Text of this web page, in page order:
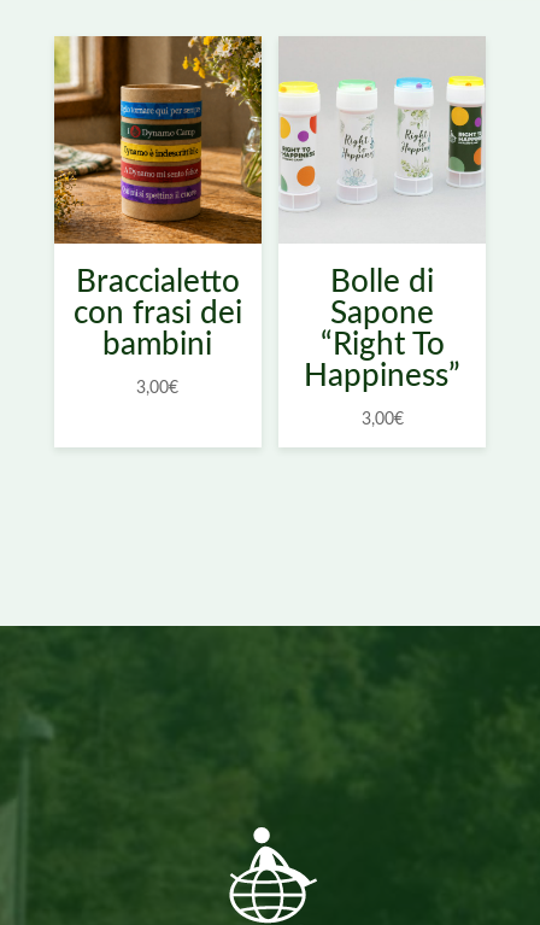
Braccialetto
con frasi dei
bambini
3,00€
Bolle di
Sapone
“Right To
Happiness”
3,00€